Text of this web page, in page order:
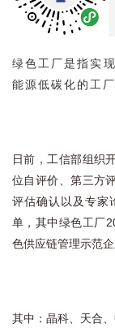
绿色工厂是指实
能源低碳化的工厂
日前，工信部组织
位自评价、第三方
评估确认以及专家
单，其中绿色工厂
色供应链管理示范企
其中：晶科、天合